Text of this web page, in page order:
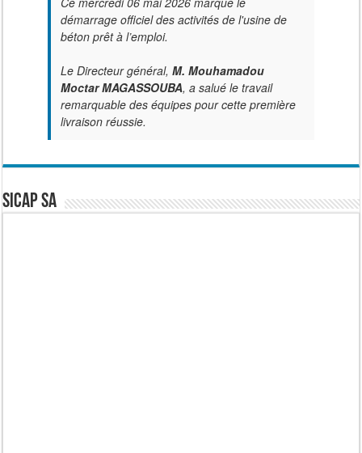
démarrage officiel des activités de l'usine de
béton prêt à l’emploi.
Le Directeur général, M. Mouhamadou
Moctar MAGASSOUBA, a salué le travail
remarquable des équipes pour cette première
livraison réussie.
SICAP SA